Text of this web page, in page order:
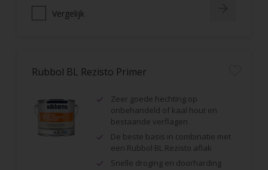
Vergelijk
Rubbol BL Rezisto Primer
Zeer goede hechting op
onbehandeld of kaal hout en
bestaande verflagen
De beste basis in combinatie met
een Rubbol BL Rezisto aflak
Snelle droging en doorharding